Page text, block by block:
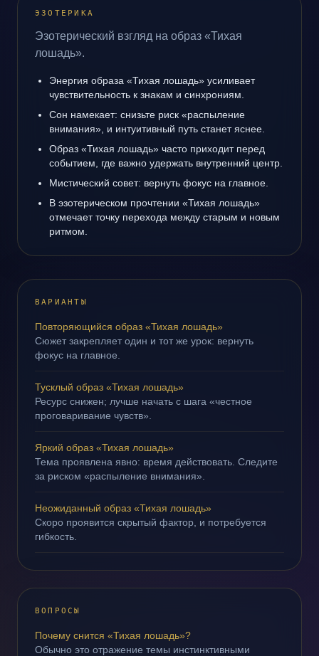
ЭЗОТЕРИКА
Эзотерический взгляд на образ «Тихая
лошадь».
Энергия образа «Тихая лошадь» усиливает
чувствительность к знакам и синхрониям.
Сон намекает: снизьте риск «распыление
внимания», и интуитивный путь станет яснее.
Образ «Тихая лошадь» часто приходит перед
событием, где важно удержать внутренний центр.
Мистический совет: вернуть фокус на главное.
В эзотерическом прочтении «Тихая лошадь»
отмечает точку перехода между старым и новым
ритмом.
ВАРИАНТЫ
Повторяющийся образ «Тихая лошадь»
Сюжет закрепляет один и тот же урок: вернуть
фокус на главное.
Тусклый образ «Тихая лошадь»
Ресурс снижен; лучше начать с шага «честное
проговаривание чувств».
Яркий образ «Тихая лошадь»
Тема проявлена явно: время действовать. Следите
за риском «распыление внимания».
Неожиданный образ «Тихая лошадь»
Скоро проявится скрытый фактор, и потребуется
гибкость.
ВОПРОСЫ
Почему снится «Тихая лошадь»?
Обычно это отражение темы инстинктивными